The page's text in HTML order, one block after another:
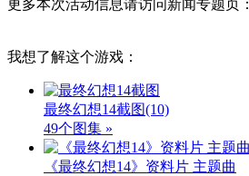
更多本次活动信息请访问新闻专题页：
我想了解这个游戏：
最终幻想14截图(10)
49个图集 »
《最终幻想14》资料片 主题曲